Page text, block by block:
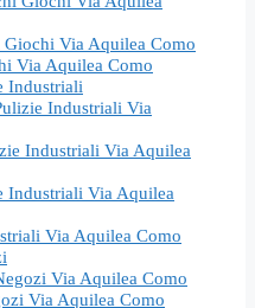
Via Aquilea Como
Via Aquilea Como
Industriali
Industriali Via
Industriali Via Aquilea
Industriali Via Aquilea
Via Aquilea Como
Via Aquilea Como
Via Aquilea Como